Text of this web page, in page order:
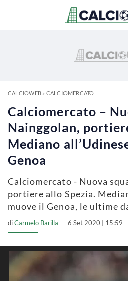
CALCIOWEB» CALCIOMERCATO
Calciomercato –
Nainggolan,
Mediano
Genoa
Calciomercato - Nuova
portiere allo Spezia.
muove il Genoa, le ultime
diCarmelo Barilla' 6 Set 2020 | 15:59